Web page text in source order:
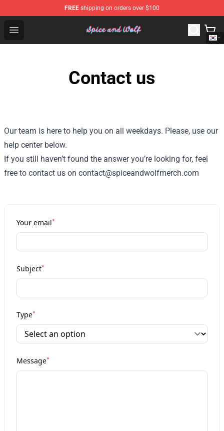
FREE shipping on orders over $100
Open menu
Spice And Wolf Store - Official Spice And Wolf
Contact us
Our team is here to help you on all weekdays. Please, use our
help center below.
If you still haven’t found the answer you’re looking for, feel
free to contact us on contact@spiceandwolfmerch.com